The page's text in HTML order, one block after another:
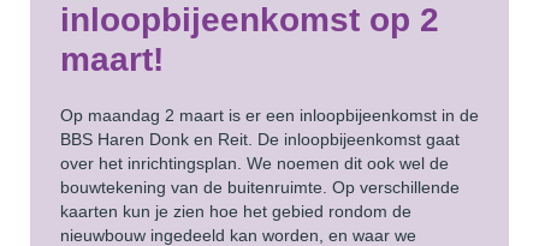
inloopbijeenkomst op 2
maart!
Op maandag 2 maart is er een inloopbijeenkomst in de
BBS Haren Donk en Reit. De inloopbijeenkomst gaat
over het inrichtingsplan. We noemen dit ook wel de
bouwtekening van de buitenruimte. Op verschillende
kaarten kun je zien hoe het gebied rondom de
nieuwbouw ingedeeld kan worden, en waar we